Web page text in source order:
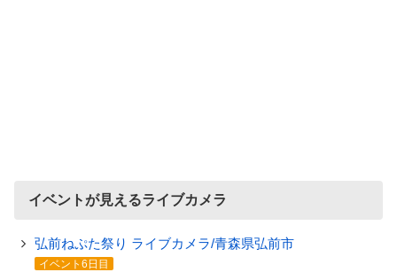
イベントが見えるライブカメラ
弘前ねぷた祭り ライブカメラ/青森県弘前市
イベント6日目